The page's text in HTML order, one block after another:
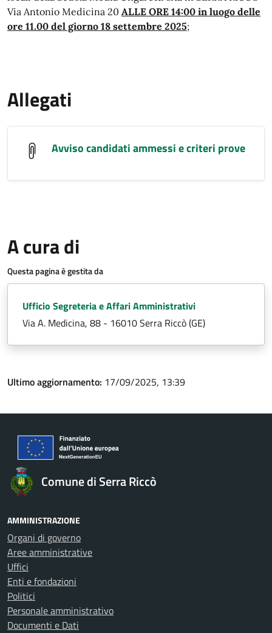
Via Antonio Medicina 20 ALLE ORE 14:00 in luogo delle
ore 11.00 del giorno 18 settembre 2025;
Allegati
Avviso candidati ammessi e criteri prove
A cura di
Questa pagina è gestita da
Ufficio Segreteria e Affari Amministrativi
Via A. Medicina, 88 - 16010 Serra Riccò (GE)
Ultimo aggiornamento: 17/09/2025, 13:39
Comune di Serra Riccò
AMMINISTRAZIONE
Organi di governo
Aree amministrative
Uffici
Enti e fondazioni
Politici
Personale amministrativo
Documenti e Dati